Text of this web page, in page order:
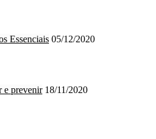
Essenciais 05/12/2020
e prevenir 18/11/2020